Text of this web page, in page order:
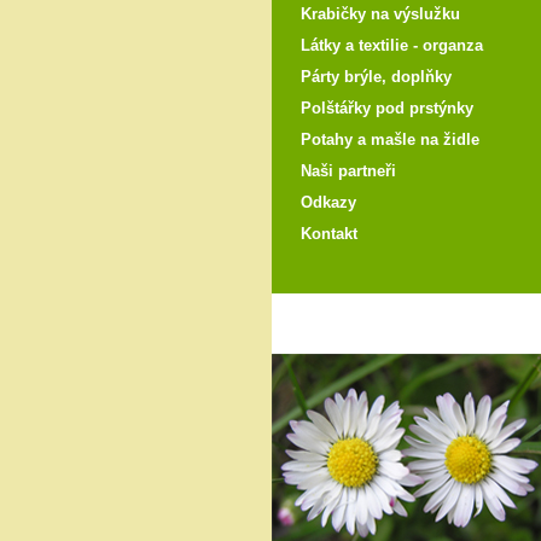
Krabičky na výslužku
Látky a textilie - organza
Párty brýle, doplňky
Polštářky pod prstýnky
Potahy a mašle na židle
Naši partneři
Odkazy
Kontakt